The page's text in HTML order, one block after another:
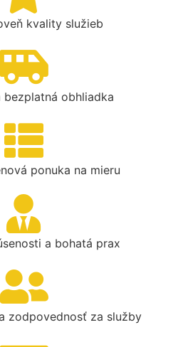
kvality služieb
bezplatná obhliadka
ponuka na mieru
a bohatá prax
zodpovednosť za služby